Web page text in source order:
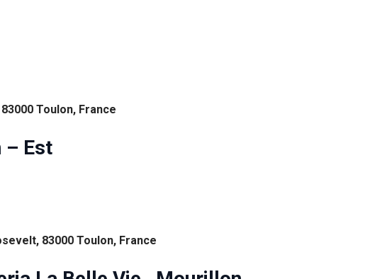
Toulon, France
– Est
83000 Toulon, France